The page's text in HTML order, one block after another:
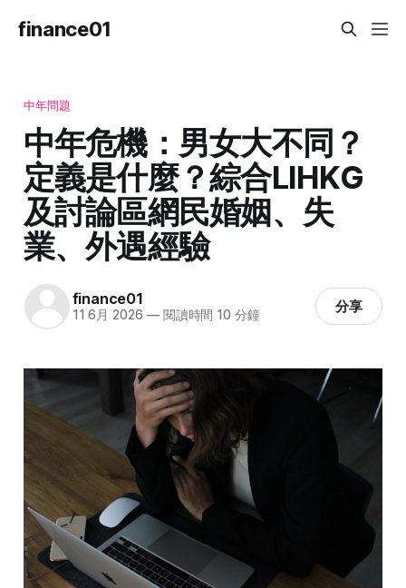
finance01
中年問題
中年危機：男女大不同？
定義是什麼？綜合LIHKG
及討論區網民婚姻、失
業、外遇經驗
finance01
11 6月 2026 —閱讀時間 10 分鐘 分享